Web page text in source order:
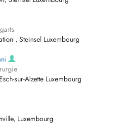
, Steinsel Luxembourg
sur-Alzette Luxembourg
Luxembourg